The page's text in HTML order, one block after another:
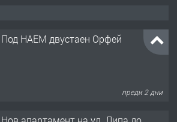
Под НАЕМ двустаен Орфей
преди 2 дни